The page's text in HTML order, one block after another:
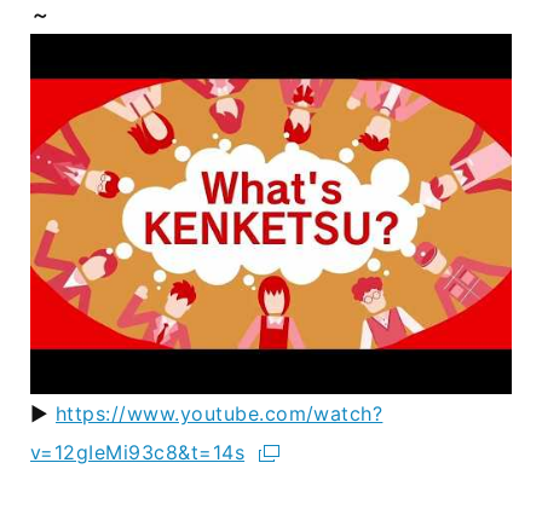
～
▶ https://www.youtube.com/watch?
v=12gIeMi93c8&t=14s